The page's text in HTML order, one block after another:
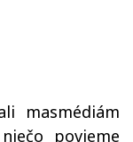
masmédiám
povieme